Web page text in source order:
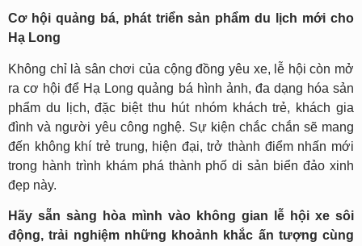
Cơ hội quảng bá, phát triển sản phẩm du lịch mới cho
Hạ Long
Không chỉ là sân chơi của cộng đồng yêu xe, lễ hội còn mở
ra cơ hội để Hạ Long quảng bá hình ảnh, đa dạng hóa sản
phẩm du lịch, đặc biệt thu hút nhóm khách trẻ, khách gia
đình và người yêu công nghệ. Sự kiện chắc chắn sẽ mang
đến không khí trẻ trung, hiện đại, trở thành điểm nhấn mới
trong hành trình khám phá thành phố di sản biển đảo xinh
đẹp này.
Hãy sẵn sàng hòa mình vào không gian lễ hội xe sôi
động, trải nghiệm những khoảnh khắc ấn tượng cùng